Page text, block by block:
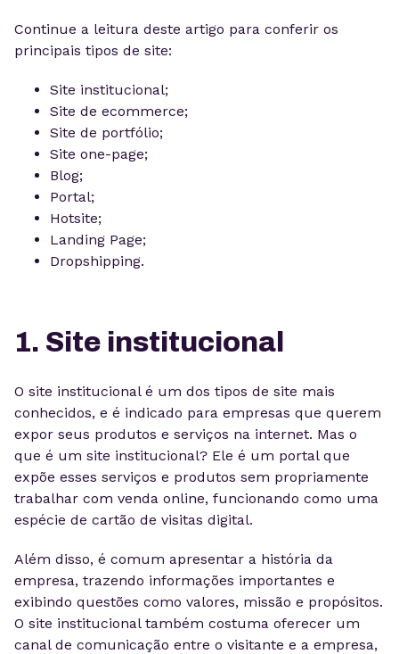
Continue a leitura deste artigo para conferir os
principais tipos de site:
Site institucional;
Site de ecommerce;
Site de portfólio;
Site one-page;
Blog;
Portal;
Hotsite;
Landing Page;
Dropshipping.
1. Site institucional
O site institucional é um dos tipos de site mais
conhecidos, e é indicado para empresas que querem
expor seus produtos e serviços na internet. Mas o
que é um site institucional? Ele é um portal que
expõe esses serviços e produtos sem propriamente
trabalhar com venda online, funcionando como uma
espécie de cartão de visitas digital.
Além disso, é comum apresentar a história da
empresa, trazendo informações importantes e
exibindo questões como valores, missão e propósitos.
O site institucional também costuma oferecer um
canal de comunicação entre o visitante e a empresa,